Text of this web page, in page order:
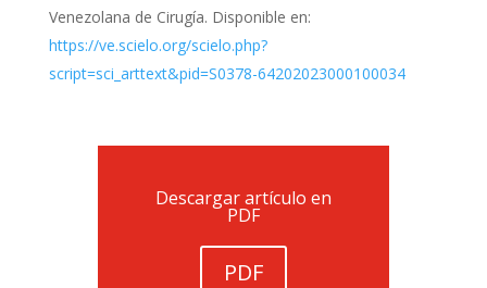
Venezolana de Cirugía. Disponible en:
https://ve.scielo.org/scielo.php?
script=sci_arttext&pid=S0378-64202023000100034
Descargar artículo en
PDF
PDF